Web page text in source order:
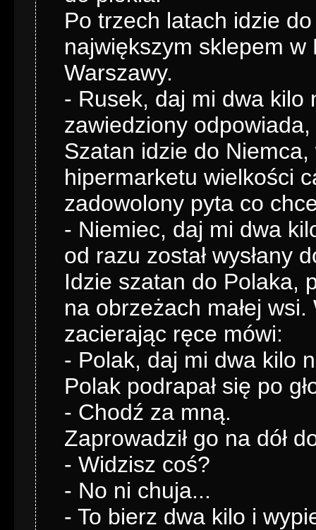
Po trzech latach idzie
największym sklepem w
Warszawy.
- Rusek, daj mi dwa kilo
zawiedziony
Szatan idzie do
hipermarketu wielkości
zadowolony pyta co
- Niemiec, daj mi dwa
od razu został wysłany
Idzie szatan do Polaka,
na obrzeżach małej
zacierając ręce mówi:
- Polak, daj mi dwa kilo
Polak podrapał się po
- Chodź za mną.
Zaprowadził go na dół
- Widzisz coś?
- No ni chuja...
- To bierz dwa kilo i